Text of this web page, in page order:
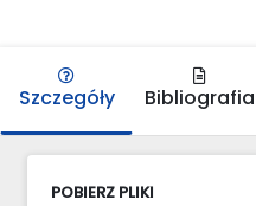
Szczegóły Bibliografia
POBIERZ PLIKI